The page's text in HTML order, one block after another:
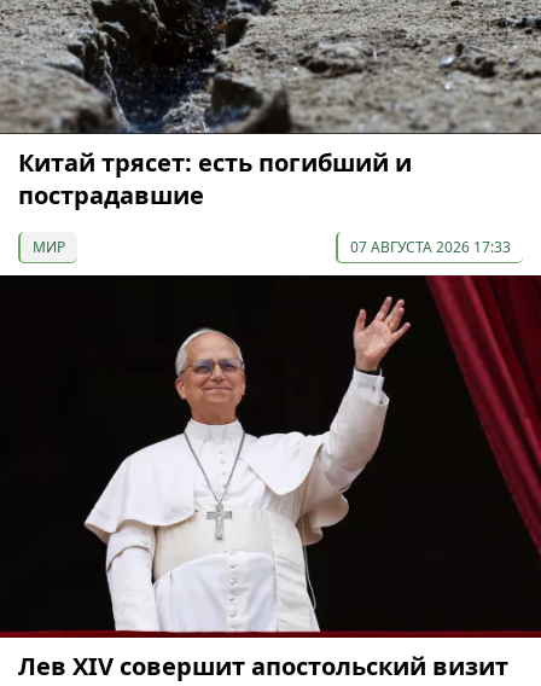
Китай трясет: есть погибший и
пострадавшие
МИР 07 АВГУСТА 2026 17:33
Лев XIV совершит апостольский визит